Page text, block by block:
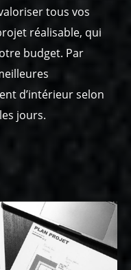
tous vos
réalisable, qui
budget. Par
d’intérieur selon
jours.